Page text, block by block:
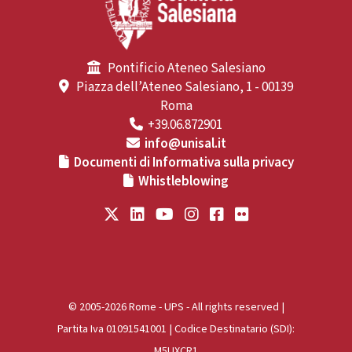
Pontificio Ateneo Salesiano
Piazza dell’Ateneo Salesiano, 1 - 00139
Roma
+39.06.872901
info@unisal.it
Documenti di Informativa sulla privacy
Whistleblowing
© 2005-2026 Rome - UPS - All rights reserved |
Partita Iva 01091541001 | Codice Destinatario (SDI):